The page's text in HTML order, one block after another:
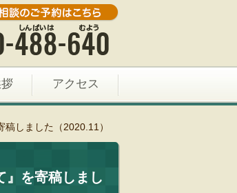
アクセス
しました（2020.11）
』を寄稿しまし